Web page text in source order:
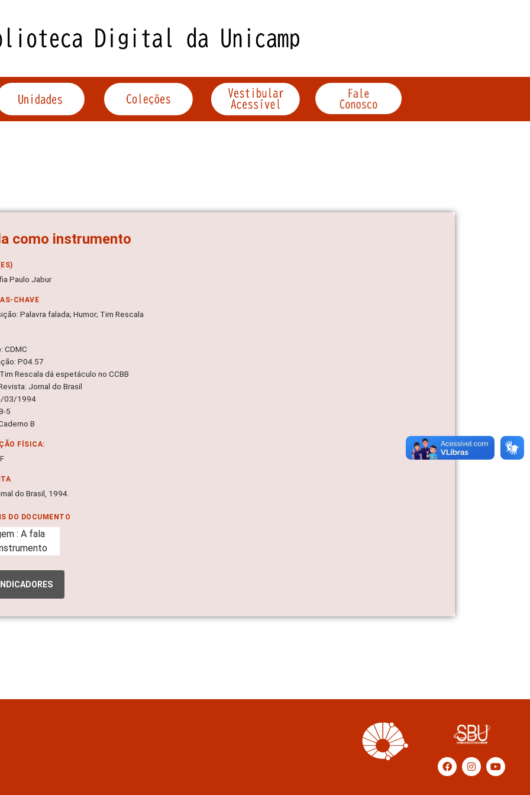
como instrumento
Paulo Jabur
CHAVE
Palavra falada; Humor; Tim Rescala
CDMC
P04.57
Rescala dá espetáculo no CCBB
Jornal do Brasil
03/1994
5
B
FÍSICA:
do Brasil, 1994.
DO DOCUMENTO
INDICADORES